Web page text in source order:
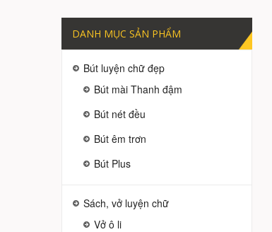
DANH MỤC SẢN PHẨM
Bút luyện chữ đẹp
Bút mài Thanh đậm
Bút nét đều
Bút êm trơn
Bút Plus
Sách, vở luyện chữ
Vở ô li